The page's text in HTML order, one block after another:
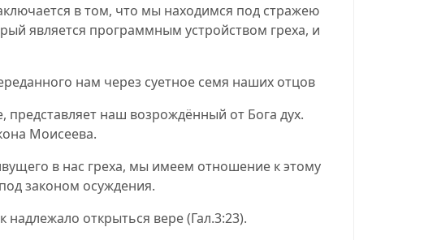
в том, что мы находимся под стражею
является программным устройством греха, и
нам через суетное семя наших отцов
представляет наш возрождённый от Бога дух.
Моисеева.
в нас греха, мы имеем отношение к этому
законом осуждения.
надлежало открыться вере(Гал.3:23).